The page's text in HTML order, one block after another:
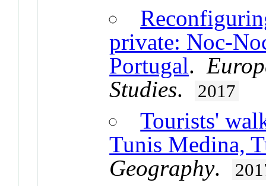
private: Noc-
Portugal.
Studies. 2017
Tourists'
Tunis Medina,
Geography.